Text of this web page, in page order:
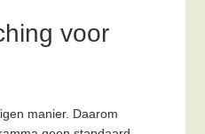
voor
manier. Daarom